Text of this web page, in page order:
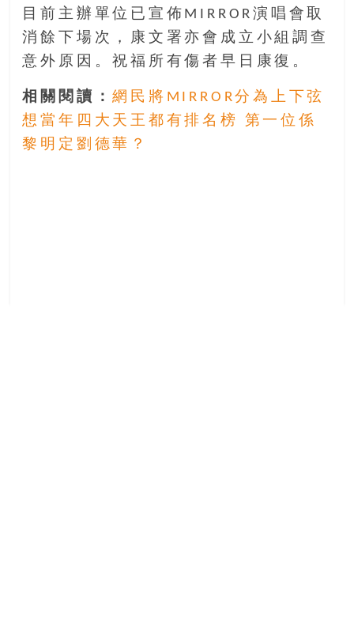
生。目前主辦單位已宣佈MIRROR演唱會取
消餘下場次，康文署亦會成立小組調查
意外原因。祝福所有傷者早日康復。
相關閱讀：網民將MIRROR分為上下弦
想當年四大天王都有排名榜 第一位係
黎明定劉德華？